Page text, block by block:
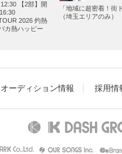
【2部】開
2026 灼熱
カ熱ハッピー
「地域に超密着！街
（埼玉エリアのみ）
オーディション情報 採用情